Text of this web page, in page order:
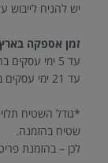
יש להניח
זמן אספקה
עד 5 ימי עסקים ברכישה מהמלאי.
עד 21 ימי עסקים בהזמנה מיוחדת.
*גודל השטיח
שטיח בהזמנה.
לכן – בהזמנת פריט